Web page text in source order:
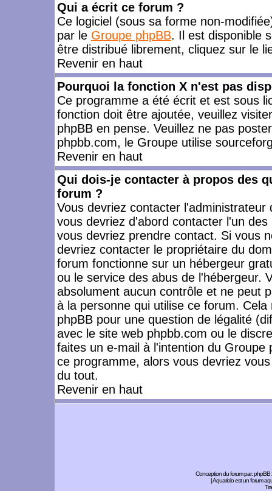
Qui a écrit ce forum ?
Ce logiciel (sous sa forme non-
par le Groupe phpBB. Il est disponible
être distribué librement, cliquez sur le
Revenir en haut
Pourquoi la fonction X n'est pas
Ce programme a été écrit et est sous
fonction doit être ajoutée, veuillez
phpBB en pense. Veuillez ne pas
phpbb.com, le Groupe utilise
Revenir en haut
Qui dois-je contacter à propos des
forum ?
Vous devriez contacter
vous devriez d'abord contacter l'un
vous devriez prendre contact. Si vous
devriez contacter le propriétaire du
forum fonctionne sur un hébergeur
ou le service des abus de l'hébergeur.
absolument aucun contrôle et ne peut
à la personne qui utilise ce forum.
phpBB pour une question de légalité
avec le site web phpbb.com ou le
faites un e-mail à l'intention du
ce programme, alors vous devriez
du tout.
Revenir en haut
Conception du forum par:phpBB
| Aquariolo est un forum